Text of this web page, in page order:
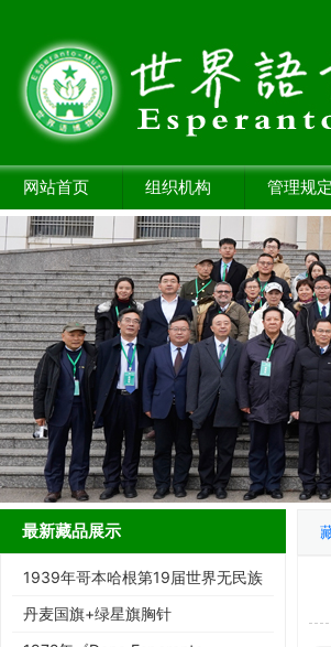
网站首页 组织机构 管理规定
最新藏品展示
1939年哥本哈根第19届世界无民族
协会大会明信片与邮票
丹麦国旗+绿星旗胸针